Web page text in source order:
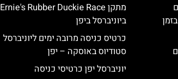
מתקן Ernie's Rubber Duckie Race
ביוניברסל ביפן
כרטיס כניסה מרובה ימים ליוניברסל
סטודיוס באוסקה – יפן
יוניברסל יפן כרטיסי כניסה